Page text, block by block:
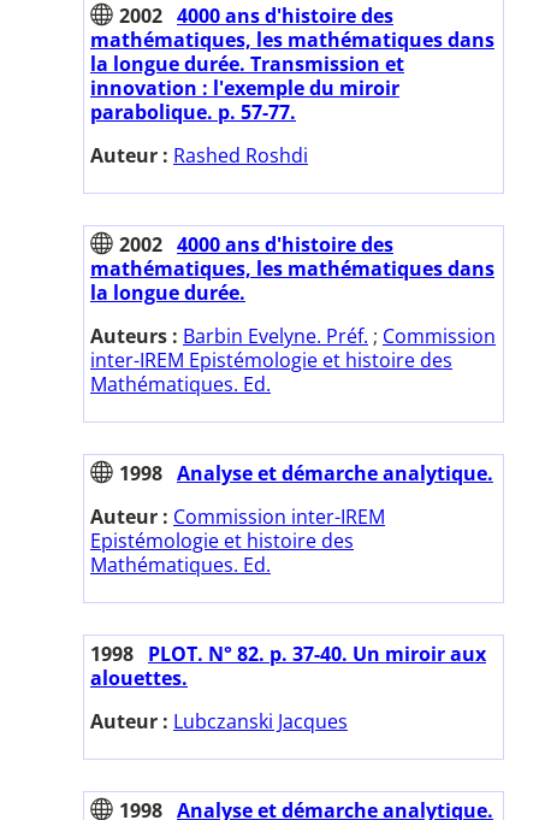
2002 4000 ans d'histoire des
mathématiques, les mathématiques dans
la longue durée. Transmission et
innovation : l'exemple du miroir
parabolique. p. 57-77.
Auteur : Rashed Roshdi
2002 4000 ans d'histoire des
mathématiques, les mathématiques dans
la longue durée.
Auteurs : Barbin Evelyne. Préf. ; Commission
inter-IREM Epistémologie et histoire des
Mathématiques. Ed.
1998 Analyse et démarche analytique.
Auteur : Commission inter-IREM
Epistémologie et histoire des
Mathématiques. Ed.
1998 PLOT. N° 82. p. 37-40. Un miroir aux
alouettes.
Auteur : Lubczanski Jacques
1998 Analyse et démarche analytique.